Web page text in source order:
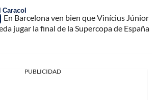
Caracol
En Barcelona ven bien que Vinícius Júnior
jugar la final de la Supercopa de España
PUBLICIDAD